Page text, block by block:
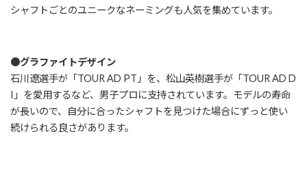
シャフトごとのユニークなネーミングも人気を集めています。
●グラファイトデザイン
石川遼選手が「TOUR AD PT」を、松山英樹選手が「TOUR AD D
I」を愛用するなど、男子プロに支持されています。モデルの寿命
が長いので、自分に合ったシャフトを見つけた場合にずっと使い
続けられる良さがあります。